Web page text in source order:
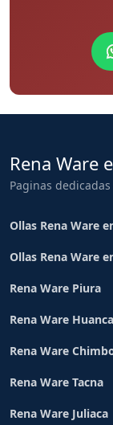
Rena Ware
Paginas
Ollas Rena Ware
Ollas Rena Ware
Rena Ware Piura
Rena Ware
Rena Ware
Rena Ware Tacna
Rena Ware Juliaca